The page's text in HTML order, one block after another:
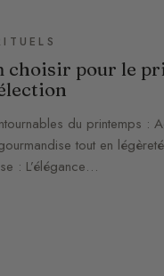
choisir pour le
du printemps :
tout en
: L’élégance…